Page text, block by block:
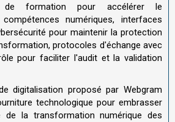
de formation pour accélérer le
numériques, interfaces
pour maintenir la protection
protocoles d'échange avec
pour faciliter l'audit et la validation
digitalisation proposé par Webgram
technologique pour embrasser
de la transformation numérique des